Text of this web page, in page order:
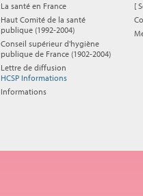
La santé en France
Haut Comité de la santé
publique (1992-2004)
Conseil supérieur d'hygiène
publique de France (1902-2004)
Lettre de diffusion
HCSP Informations
Informations
[